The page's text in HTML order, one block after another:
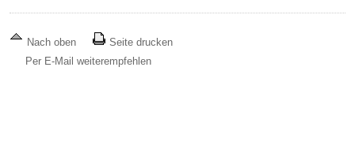
Nach oben
Seite drucken
Per E-Mail weiterempfehlen